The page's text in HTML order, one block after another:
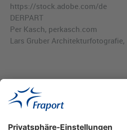
https://stock.adobe.com/de
DERPART
Per Kasch, perkasch.com
Lars Gruber